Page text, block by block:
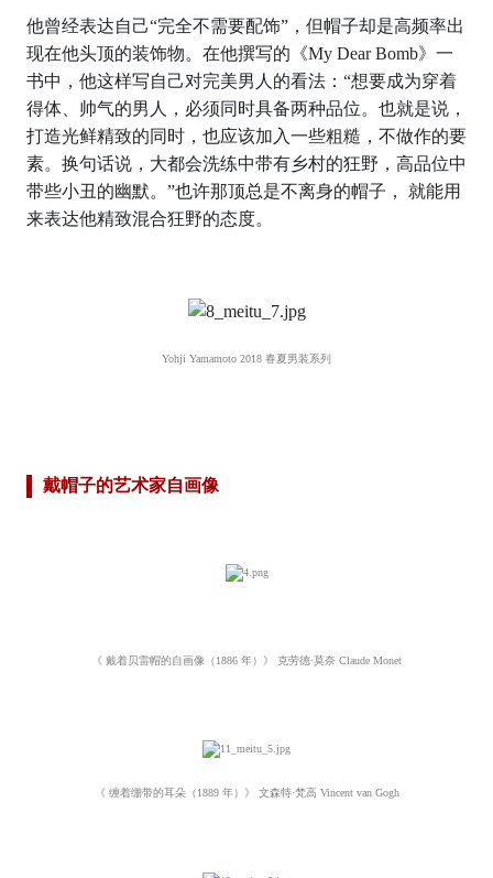
他曾经表达自己“完全不需要配饰”，但帽子却是高频率出
现在他头顶的装饰物。在他撰写的《My Dear Bomb》一
书中，他这样写自己对完美男人的看法：“想要成为穿着
得体、帅气的男人，必须同时具备两种品位。也就是说，
打造光鲜精致的同时，也应该加入一些粗糙，不做作的要
素。换句话说，大都会洗练中带有乡村的狂野，高品位中
带些小丑的幽默。”也许那顶总是不离身的帽子， 就能用
来表达他精致混合狂野的态度。
Yohji Yamamoto 2018 春夏男装系列
戴帽子的艺术家自画像
《 戴着贝雷帽的自画像（1886 年）》 克劳德·莫奈 Claude Monet
《 缠着绷带的耳朵（1889 年）》 文森特·梵高 Vincent van Gogh